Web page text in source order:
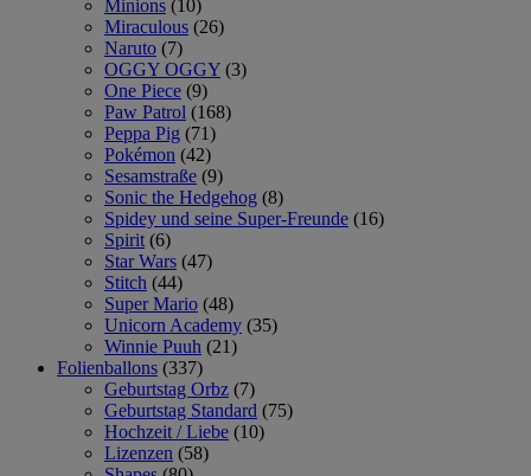
Minions (10)
Miraculous (26)
Naruto (7)
OGGY OGGY (3)
One Piece (9)
Paw Patrol (168)
Peppa Pig (71)
Pokémon (42)
Sesamstraße (9)
Sonic the Hedgehog (8)
Spidey und seine Super-Freunde (16)
Spirit (6)
Star Wars (47)
Stitch (44)
Super Mario (48)
Unicorn Academy (35)
Winnie Puuh (21)
Folienballons (337)
Geburtstag Orbz (7)
Geburtstag Standard (75)
Hochzeit / Liebe (10)
Lizenzen (58)